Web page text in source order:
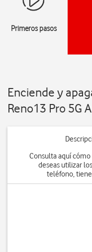
Primeros pasos
Enciende y
Reno13 Pro 5G
Consulta aquí
deseas utilizar
teléfono,